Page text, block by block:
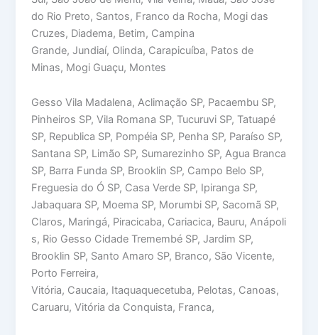
do Rio Preto, Santos, Franco da Rocha, Mogi das
Cruzes, Diadema, Betim, Campina
Grande, Jundiaí, Olinda, Carapicuíba, Patos de
Minas, Mogi Guaçu, Montes
Gesso Vila Madalena, Aclimação SP, Pacaembu SP,
Pinheiros SP, Vila Romana SP, Tucuruvi SP, Tatuapé
SP, Republica SP, Pompéia SP, Penha SP, Paraíso SP,
Santana SP, Limão SP, Sumarezinho SP, Agua Branca
SP, Barra Funda SP, Brooklin SP, Campo Belo SP,
Freguesia do Ó SP, Casa Verde SP, Ipiranga SP,
Jabaquara SP, Moema SP, Morumbi SP, Sacomã SP,
Claros, Maringá, Piracicaba, Cariacica, Bauru, Anápoli
s, Rio Gesso Cidade Tremembé SP, Jardim SP,
Brooklin SP, Santo Amaro SP, Branco, São Vicente,
Porto Ferreira,
Vitória, Caucaia, Itaquaquecetuba, Pelotas, Canoas,
Caruaru, Vitória da Conquista, Franca,